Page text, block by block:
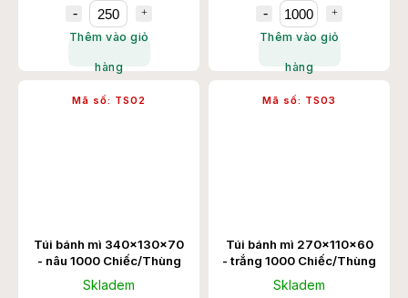
Thêm vào giỏ
hàng
Thêm vào giỏ
hàng
Túi bánh mì 340x130x70
- nâu 1000 Chiếc/Thùng
Skladem
Mã số: TS02
Túi bánh mì 270x110x60
- trắng 1000 Chiếc/Thùng
Skladem
Mã số: TS03